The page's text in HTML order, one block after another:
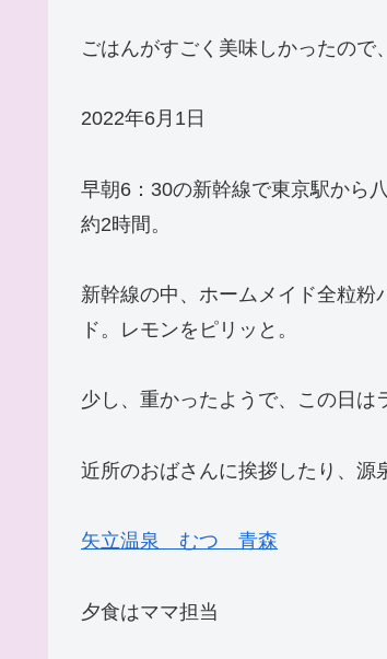
ごはんがすごく美味しかったので
2022年6月1日
早朝6：30の新幹線で東京駅から
約2時間。
新幹線の中、ホームメイド全粒粉
ド。レモンをピリッと。
少し、重かったようで、この日は
近所のおばさんに挨拶したり、源
矢立温泉 むつ 青森
夕食はママ担当